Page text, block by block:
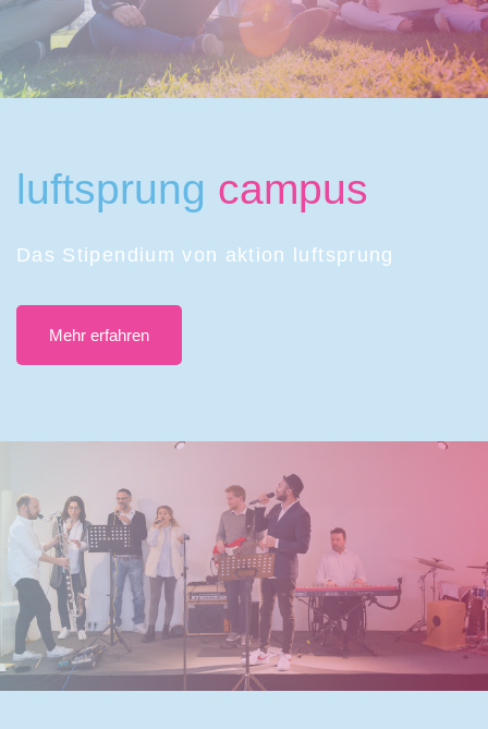
luftsprung campus
Das Stipendium von aktion luftsprung
Mehr erfahren